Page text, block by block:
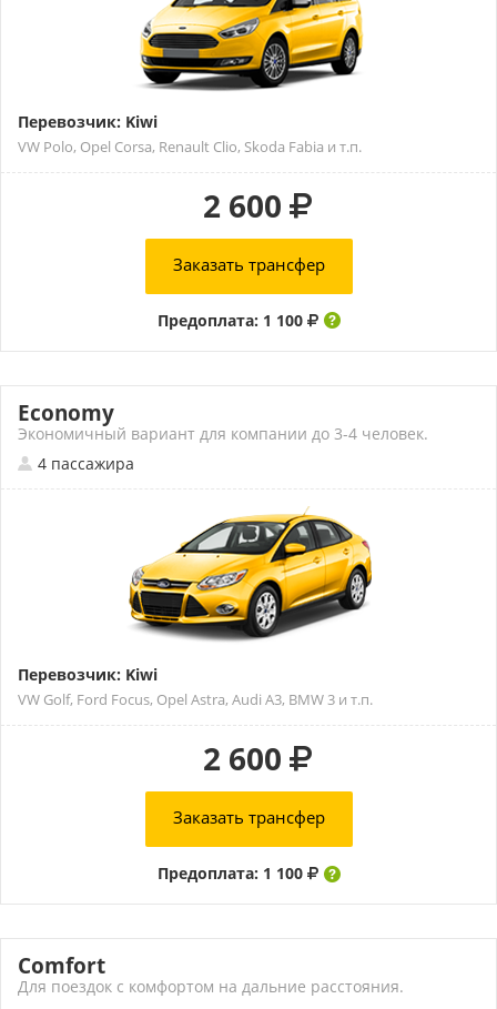
Перевозчик: Kiwi
VW Polo, Opel Corsa, Renault Clio, Skoda Fabia и т.п.
2 600
Заказать трансфер
Предоплата: 1 100
Economy
Экономичный вариант для компании до 3-4 человек.
4 пассажира
Перевозчик: Kiwi
VW Golf, Ford Focus, Opel Astra, Audi A3, BMW 3 и т.п.
2 600
Заказать трансфер
Предоплата: 1 100
Comfort
Для поездок с комфортом на дальние расстояния.